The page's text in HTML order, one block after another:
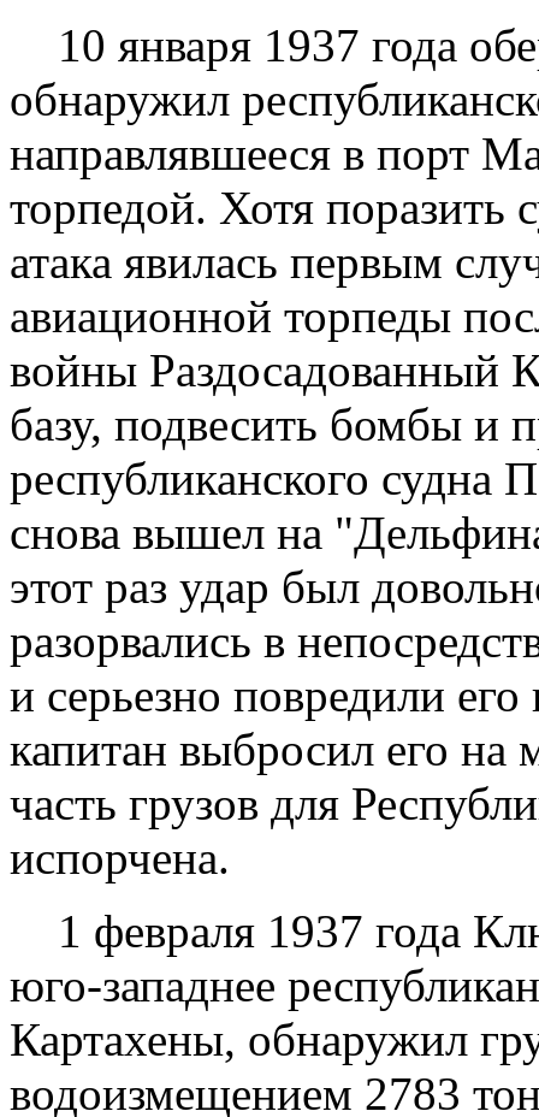
10 января 1937 года
обнаружил
направлявшееся в порт
торпедой. Хотя поразить
атака явилась первым
авиационной торпеды
войны Раздосадованный
базу, подвесить бомбы и
республиканского судна
снова вышел на
этот раз удар был
разорвались в
и серьезно повредили
капитан выбросил его на
часть грузов для
испорчена.
1 февраля 1937 года
юго-западнее
Картахены, обнаружил
водоизмещением 2783